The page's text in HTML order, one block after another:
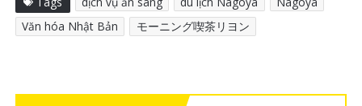
Văn hóa Nhật Bản
モーニング喫茶リヨン